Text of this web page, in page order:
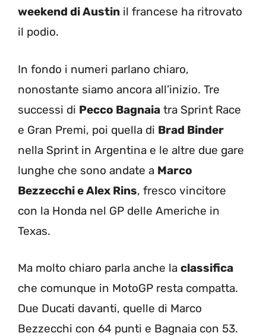
weekend di Austin il francese ha ritrovato
il podio.
In fondo i numeri parlano chiaro,
nonostante siamo ancora all’inizio. Tre
successi di Pecco Bagnaia tra Sprint Race
e Gran Premi, poi quella di Brad Binder
nella Sprint in Argentina e le altre due gare
lunghe che sono andate a Marco
Bezzecchi e Alex Rins, fresco vincitore
con la Honda nel GP delle Americhe in
Texas.
Ma molto chiaro parla anche la classifica
che comunque in MotoGP resta compatta.
Due Ducati davanti, quelle di Marco
Bezzecchi con 64 punti e Bagnaia con 53.